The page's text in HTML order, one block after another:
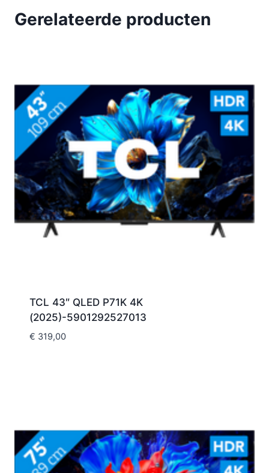
Gerelateerde producten
TCL 43″ QLED P71K 4K
(2025)-5901292527013
€ 319,00